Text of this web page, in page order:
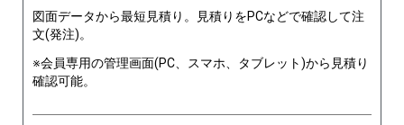
図面データから最短見積り。見積りをPCなどで確認して注
文(発注)。
※会員専用の管理画面(PC、スマホ、タブレット)から見積り
確認可能。